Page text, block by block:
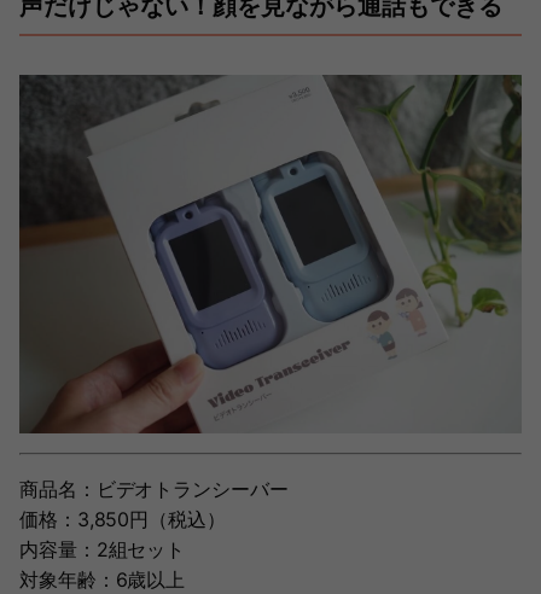
声だけじゃない！顔を見ながら通話もできる
商品名：ビデオトランシーバー
価格：3,850円（税込）
内容量：2組セット
対象年齢：6歳以上